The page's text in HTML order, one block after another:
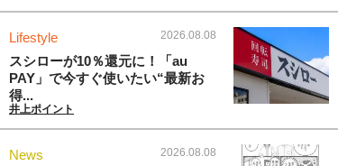
Lifestyle 2026.08.08
スシローが10％還元に！「au
PAY」で今すぐ使いたい“最新お
得...
井上ポイント
News 2026.08.08